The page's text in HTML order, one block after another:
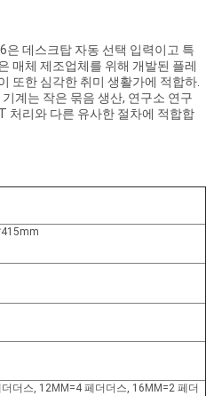
은 데스크탑 자동 선택 입력이고 특
매체 제조업체를 위해 개발된 플레
또한 심각한 취미 생활가에 적합하.
계는 작은 묶음 생산, 연구소 연구
처리와 다른 유사한 절차에 적합합
더스, 12MM=4 페더더스, 16MM=2 페더